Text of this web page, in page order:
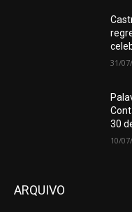
31/
30
10/
ARQUIVO